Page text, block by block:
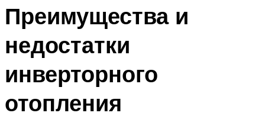
Преимущества и
недостатки
инверторного
отопления